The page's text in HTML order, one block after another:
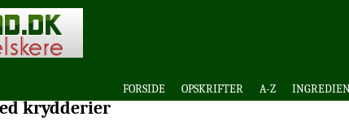
FORSIDE OPSKRIFTER A-Z
krydderier